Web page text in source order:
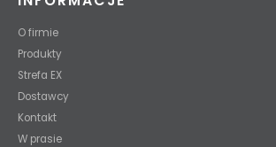
O firmie
Produkty
Strefa EX
Dostawcy
Kontakt
W prasie